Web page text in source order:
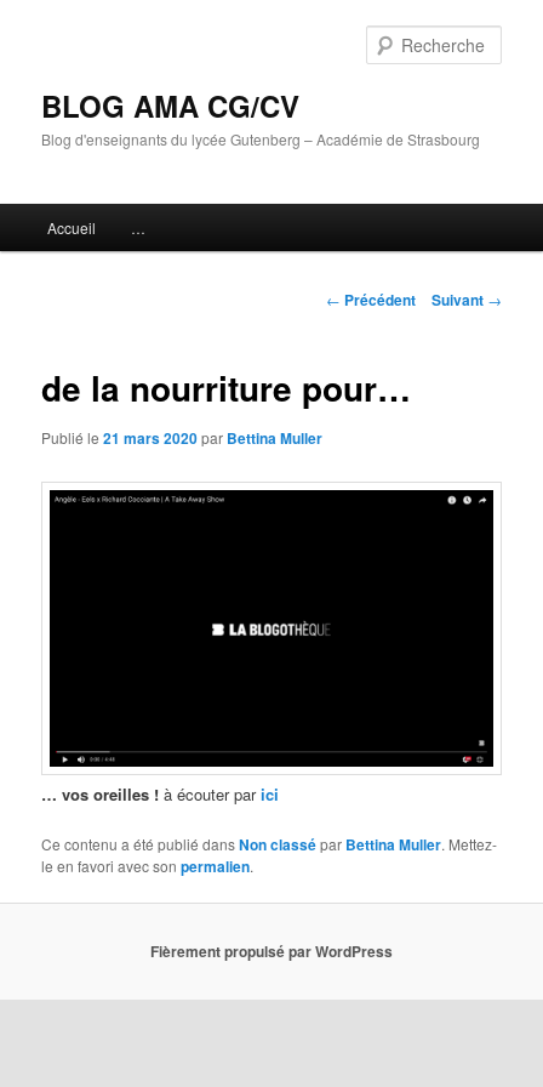
BLOG AMA CG/CV
Blog d'enseignants du lycée Gutenberg – Académie de Strasbourg
principal
Accueil …
Navigation
← Précédent Suivant →
de la nourriture pour…
Publié le21 mars 2020par Bettina Muller
… vos oreilles !à écouter par ici
Ce contenu a été publié dansNon classépar Bettina Muller. Mettez-
le en favori avec sonpermalien.
Fièrement propulsé par WordPress